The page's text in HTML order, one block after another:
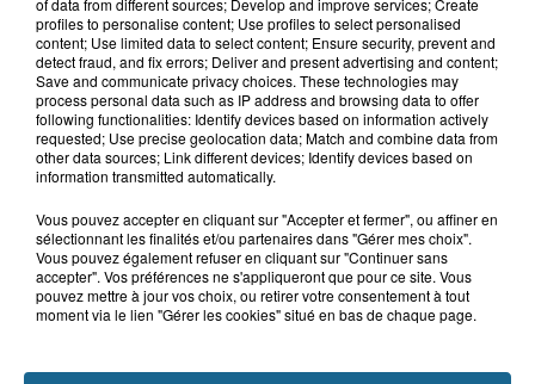
Grand jeu de l'été : les cabines de plages
profiles to personalise content; Use profiles to select personalised
content; Use limited data to select content; Ensure security, prevent and
detect fraud, and fix errors; Deliver and present advertising and content;
Save and communicate privacy choices. These technologies may
process personal data such as IP address and browsing data to offer
following functionalities: Identify devices based on information actively
requested; Use precise geolocation data; Match and combine data from
other data sources; Link different devices; Identify devices based on
information transmitted automatically.
Vous pouvez accepter en cliquant sur "Accepter et fermer", ou affiner en
sélectionnant les finalités et/ou partenaires dans "Gérer mes choix".
Vous pouvez également refuser en cliquant sur "Continuer sans
accepter". Vos préférences ne s'appliqueront que pour ce site. Vous
pouvez mettre à jour vos choix, ou retirer votre consentement à tout
moment via le lien "Gérer les cookies" situé en bas de chaque page.